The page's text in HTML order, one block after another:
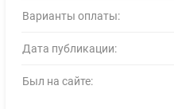
Варианты оплаты:
Дата публикации:
Был на сайте: